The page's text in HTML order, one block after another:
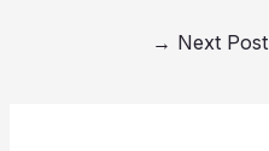
Next Post
→